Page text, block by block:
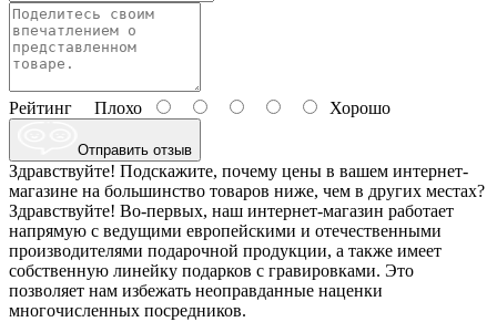
Рейтинг Плохо Хорошо
Отправить отзыв
Здравствуйте! Подскажите, почему цены в вашем интернет-
магазине на большинство товаров ниже, чем в других местах?
Здравствуйте! Во-первых, наш интернет-магазин работает
напрямую с ведущими европейскими и отечественными
производителями подарочной продукции, а также имеет
собственную линейку подарков с гравировками. Это
позволяет нам избежать неоправданные наценки
многочисленных посредников.